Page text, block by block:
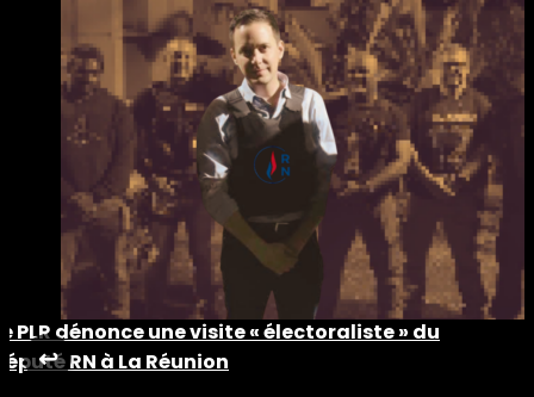
PLR dénonce une visite « électoraliste » du
RN à La Réunion
↩︎